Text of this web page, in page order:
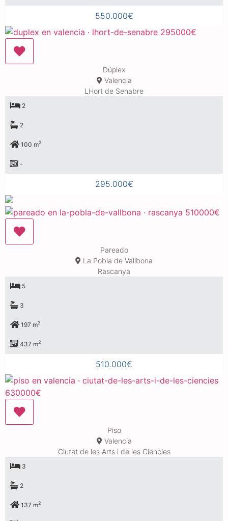
550.000€
Dúplex
Valencia
LHort de Senabre
2
2
100 m2
-
295.000€
Pareado
La Pobla de Vallbona
Rascanya
5
3
197 m2
437 m2
510.000€
Piso
Valencia
Ciutat de les Arts i de les Ciencies
3
2
137 m2